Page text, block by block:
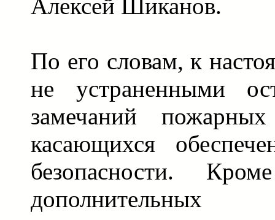
Алексей Шиканов.
По его словам, к
не устраненными
замечаний пожарных
касающихся
безопасности.
дополнительных